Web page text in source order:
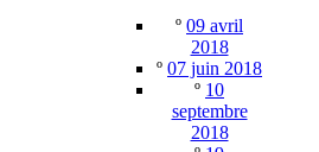
º 09 avril
2018
º 07 juin 2018
º 10
septembre
2018